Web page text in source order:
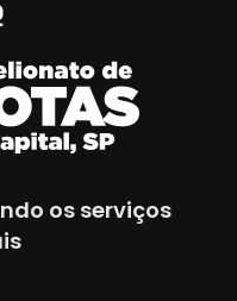
os serviços